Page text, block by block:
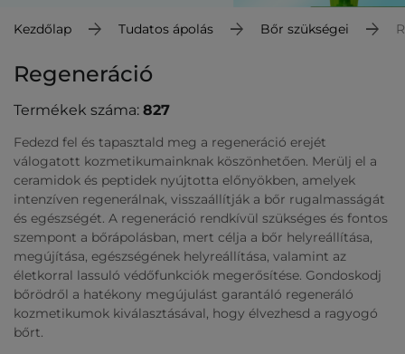
Kezdőlap Tudatos ápolás Bőr szükségei
Regeneráció
Termékek száma: 827
Fedezd fel és tapasztald meg a regeneráció erejét
válogatott kozmetikumainknak köszönhetően. Merülj el a
ceramidok és peptidek nyújtotta előnyökben, amelyek
intenzíven regenerálnak, visszaállítják a bőr rugalmasságát
és egészségét. A regeneráció rendkívül szükséges és fontos
szempont a bőrápolásban, mert célja a bőr helyreállítása,
megújítása, egészségének helyreállítása, valamint az
életkorral lassuló védőfunkciók megerősítése. Gondoskodj
bőrödről a hatékony megújulást garantáló regeneráló
kozmetikumok kiválasztásával, hogy élvezhesd a ragyogó
bőrt.